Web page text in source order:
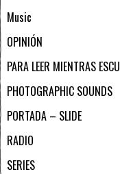
Music
OPINIÓN
PARA LEER MIENTRAS
PHOTOGRAPHIC SOUNDS
PORTADA – SLIDE
RADIO
SERIES